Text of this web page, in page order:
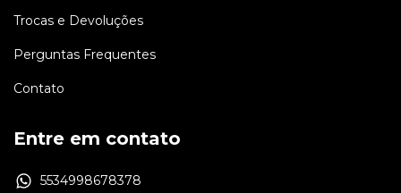
Trocas e Devoluções
Perguntas Frequentes
Contato
Entre em contato
5534998678378